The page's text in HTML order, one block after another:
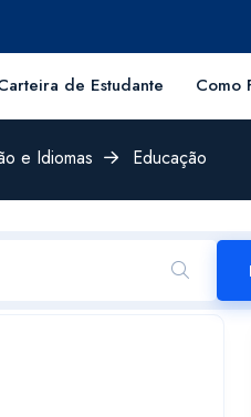
de Estudante Como
e Idiomas Educação